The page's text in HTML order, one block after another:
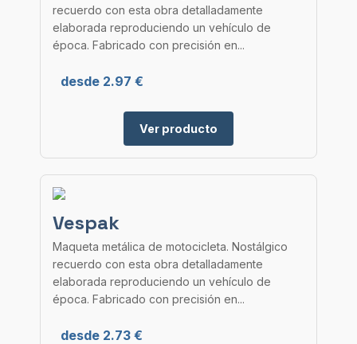
recuerdo con esta obra detalladamente
elaborada reproduciendo un vehículo de
época. Fabricado con precisión en...
desde 2.97 €
Ver producto
Vespak
Maqueta metálica de motocicleta. Nostálgico
recuerdo con esta obra detalladamente
elaborada reproduciendo un vehículo de
época. Fabricado con precisión en...
desde 2.73 €